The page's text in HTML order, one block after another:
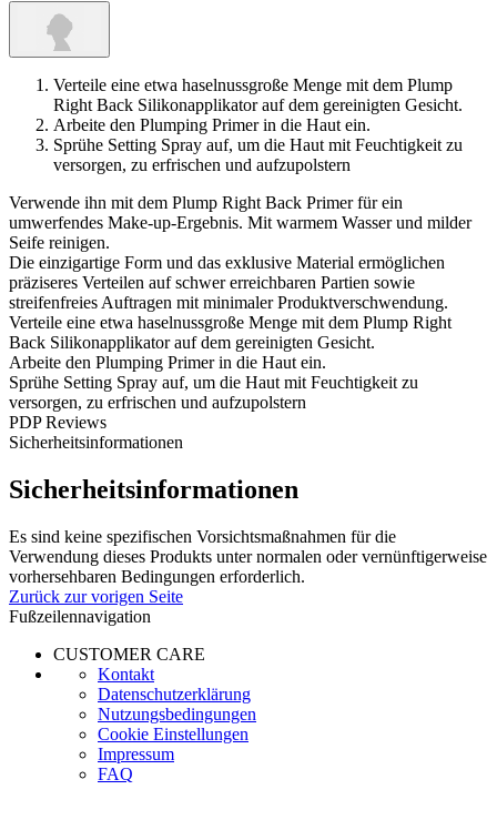
Verteile eine etwa haselnussgroße Menge mit dem Plump
Right Back Silikonapplikator auf dem gereinigten Gesicht.
Arbeite den Plumping Primer in die Haut ein.
Sprühe Setting Spray auf, um die Haut mit Feuchtigkeit zu
versorgen, zu erfrischen und aufzupolstern
Verwende ihn mit dem Plump Right Back Primer für ein
umwerfendes Make-up-Ergebnis. Mit warmem Wasser und milder
Seife reinigen.
Die einzigartige Form und das exklusive Material ermöglichen
präziseres Verteilen auf schwer erreichbaren Partien sowie
streifenfreies Auftragen mit minimaler Produktverschwendung.
Verteile eine etwa haselnussgroße Menge mit dem Plump Right
Back Silikonapplikator auf dem gereinigten Gesicht.
Arbeite den Plumping Primer in die Haut ein.
Sprühe Setting Spray auf, um die Haut mit Feuchtigkeit zu
versorgen, zu erfrischen und aufzupolstern
PDP Reviews
Sicherheitsinformationen
Sicherheitsinformationen
Es sind keine spezifischen Vorsichtsmaßnahmen für die
Verwendung dieses Produkts unter normalen oder vernünftigerweise
vorhersehbaren Bedingungen erforderlich.
Zurück zur vorigen Seite
Fußzeilennavigation
CUSTOMER CARE
Kontakt
Datenschutzerklärung
Nutzungsbedingungen
Cookie Einstellungen
Impressum
FAQ